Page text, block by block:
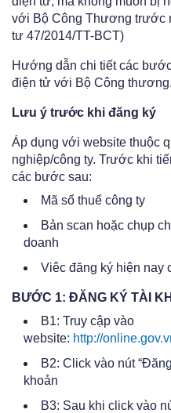
với Bộ Công Thương trước
tư 47/2014/TT-BCT)
Hướng dẫn chi tiết các
điện tử với Bộ Công thương.
Lưu ý trước khi đăng ký
Áp dụng với website thuộc
nghiệp/công ty. Trước khi
các bước sau:
Mã số thuế công ty
Bản scan hoặc chụp
doanh
Viêc đăng ký hiện nay
BƯỚC 1: ĐĂNG KÝ TÀI
B1: Truy cập vào
website: http://
B2: Click vào nút
khoản
B3: Sau khi click vào